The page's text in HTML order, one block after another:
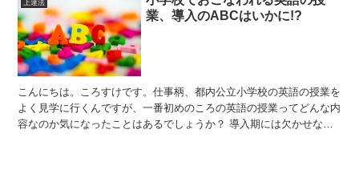
上達法
業、導入のABCはいかに!?
こんにちは。ころすけです。仕事柄、都内公立小学校の英語の授業を
よく見学に行くんですが、一番初めのころの英語の授業ってどんな内
容なのか気になったことはあるでしょうか？ 導入期には欠かせない